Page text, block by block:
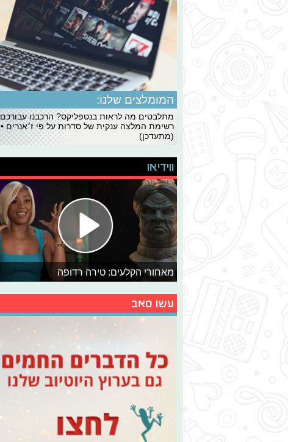
המומלצים שלנו:
מתלבטים מה לראות בנטפליקס? הרכבנו עבורכם
רשימת המלצה ענקית של סדרות על פי ז׳אנרים •
(מתעדכן)
ווידיאו
מאחורי הקלעים: טירה רדופה
עשו סאב